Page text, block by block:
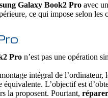
Galaxy Book2 Pro avec
ce qui impose selon
Pro n’est pas une opération
intégral de
L’objectif est
la proposent. Pourtant,